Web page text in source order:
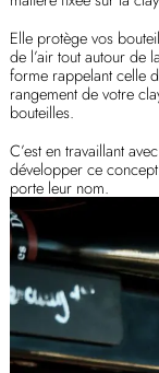
Elle protège vos
de l’air tout autour de
forme rappelant celle
rangement de votre
bouteilles.
C’est en travaillant
développer ce
porte leur nom.